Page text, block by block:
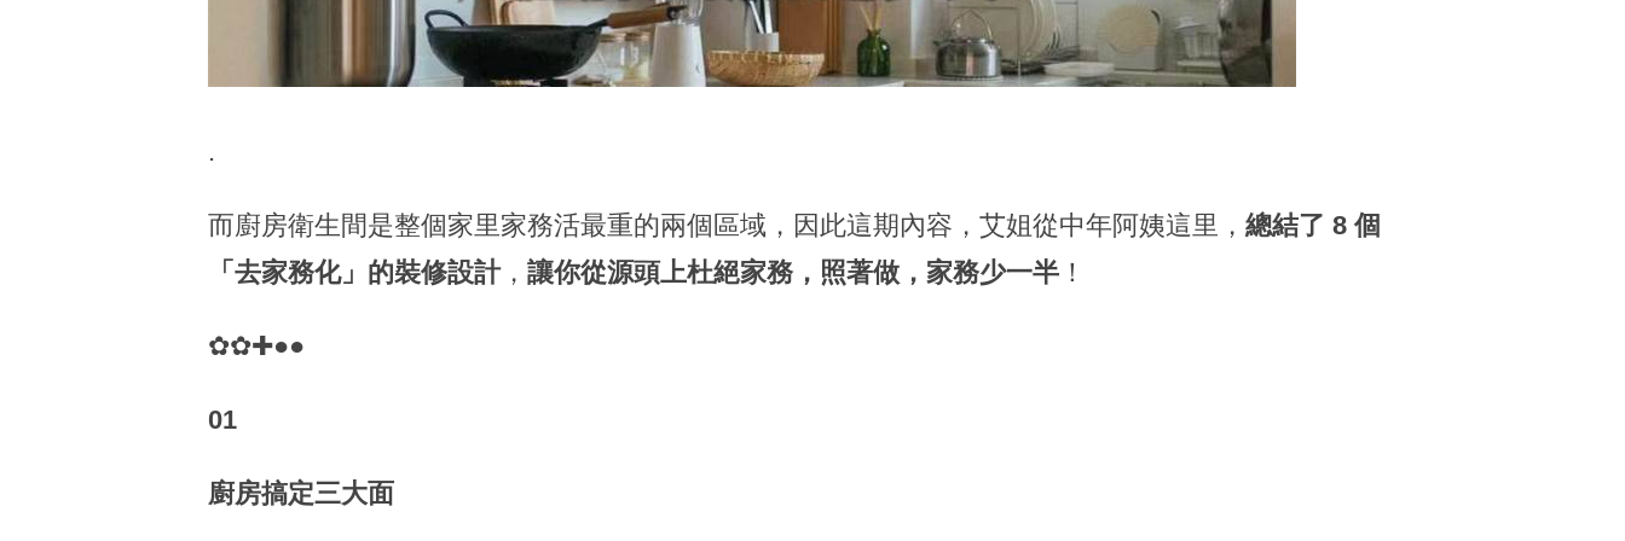
.
而廚房衛生間是整個家里家務活最重的兩個區域，因此這期內容，艾姐從中年阿姨這里， 總結了 8 個
「去家務化」的裝修設計， 讓你從源頭上杜絕家務，照著做，家務少一半 ！
✿✿✚●●
01
廚房搞定三大面